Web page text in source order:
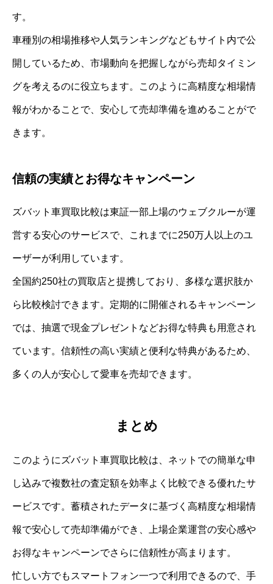
す。
車種別の相場推移や人気ランキングなどもサイト内で公
開しているため、市場動向を把握しながら売却タイミン
グを考えるのに役立ちます。このように高精度な相場情
報がわかることで、安心して売却準備を進めることがで
きます。
信頼の実績とお得なキャンペーン
ズバット車買取比較は東証一部上場のウェブクルーが運
営する安心のサービスで、これまでに250万人以上のユ
ーザーが利用しています。
全国約250社の買取店と提携しており、多様な選択肢か
ら比較検討できます。定期的に開催されるキャンペーン
では、抽選で現金プレゼントなどお得な特典も用意され
ています。信頼性の高い実績と便利な特典があるため、
多くの人が安心して愛車を売却できます。
まとめ
このようにズバット車買取比較は、ネットでの簡単な申
し込みで複数社の査定額を効率よく比較できる優れたサ
ービスです。蓄積されたデータに基づく高精度な相場情
報で安心して売却準備ができ、上場企業運営の安心感や
お得なキャンペーンでさらに信頼性が高まります。
忙しい方でもスマートフォン一つで利用できるので、手